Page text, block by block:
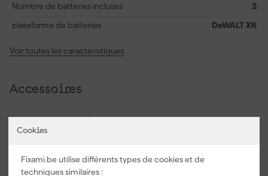
Cookies
Fixami.be utilise différents types de cookies et de
techniques similaires :
moteur de la poussière et contribuent à une durée de vie plus
longue de la meuleuse. La poignée Soft Grip et la poignée latérale
supplémentaires afin que vous restiez précis dans votre travail
Nombre de batteries incluses 2
plateforme de batteries DeWALT XR
Voir toutes les caractéristiques
Accessoires